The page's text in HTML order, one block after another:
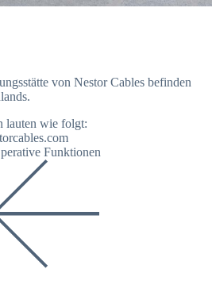
von Nestor Cables befinden
lauten wie folgt:
Funktionen